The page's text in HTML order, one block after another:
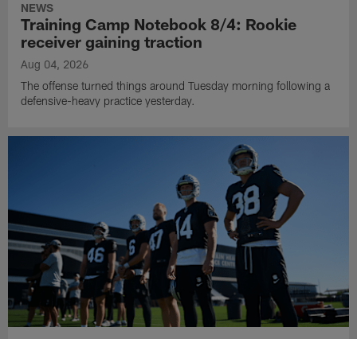
NEWS
Training Camp Notebook 8/4: Rookie
receiver gaining traction
Aug 04, 2026
The offense turned things around Tuesday morning following a
defensive-heavy practice yesterday.